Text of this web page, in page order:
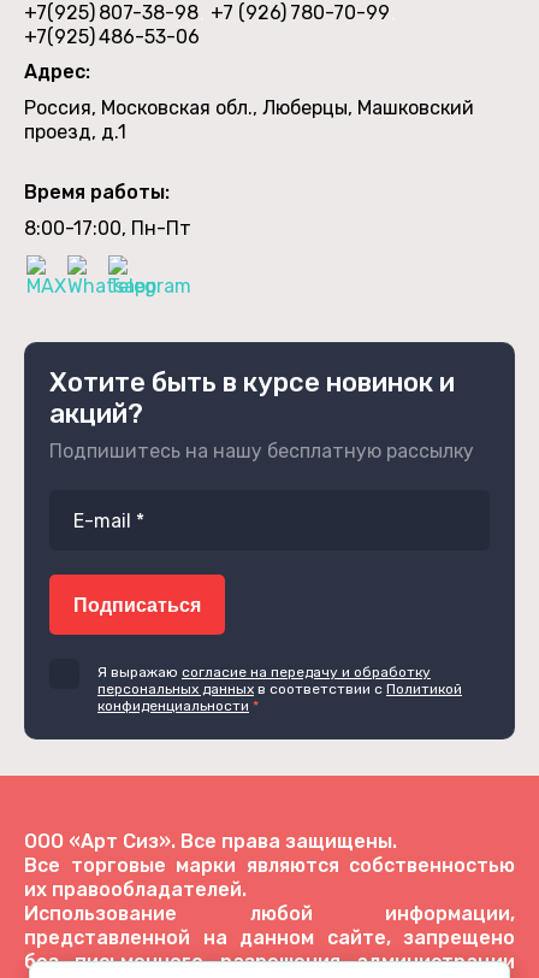
+7(925) 807-38-98 +7 (926) 780-70-99
+7(925)486-53-06
Адрес:
Россия, Московская обл., Люберцы, Машковский
проезд, д.1
Время работы:
8:00-17:00, Пн-Пт
Хотите быть в курсе новинок и
акций?
Подпишитесь на нашу бесплатную рассылку
Я выражаю согласие на передачу и обработку
персональных данных в соответствии с Политикой
конфиденциальности *
Подписаться
ООО «Арт Сиз». Все права защищены.
Все торговые марки являются собственностью
их правообладателей.
Использование любой информации,
представленной на данном сайте, запрещено
без письменного разрешения администрации